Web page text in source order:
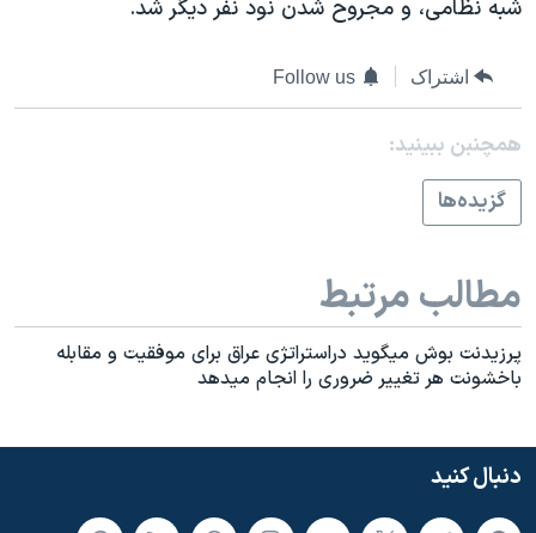
همایش محافظه‌کاران آمریکا «سی‌پک»
شبه نظامی، و مجروح شدن نود نفر ديگر شد.
اشتراک Follow us
همچنبن ببینید:
گزيده‌ها
مطالب مرتبط
پرزيدنت بوش ميگويد دراستراتژی عراق برای موفقيت و مقابله
باخشونت هر تغيير ضروری را انجام ميدهد
دنبال کنید